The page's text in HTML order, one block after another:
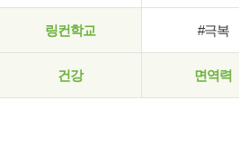
링컨학교 #극복
건강 면역력